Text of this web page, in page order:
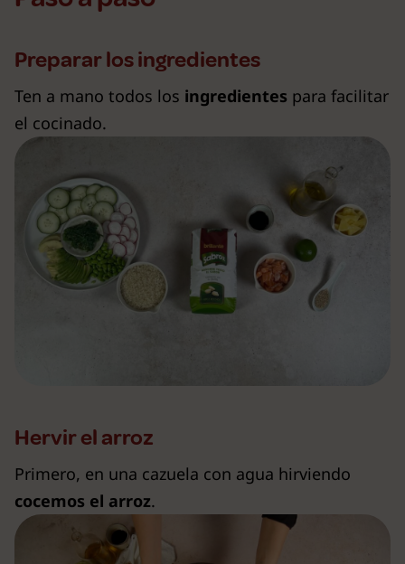
Preparar los ingredientes
Ten a mano todos los ingredientes para facilitar
el cocinado.
Hervir el arroz
Primero, en una cazuela con agua hirviendo
cocemos el arroz.